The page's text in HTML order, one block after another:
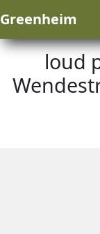
Greenheim
loud